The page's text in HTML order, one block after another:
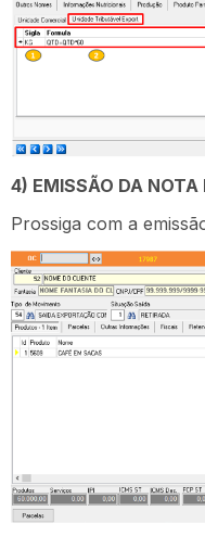
4) EMISSÃO DA NOTA
Prossiga com a